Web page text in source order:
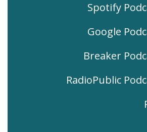
Spotify
Google
Breaker
RadioPublic